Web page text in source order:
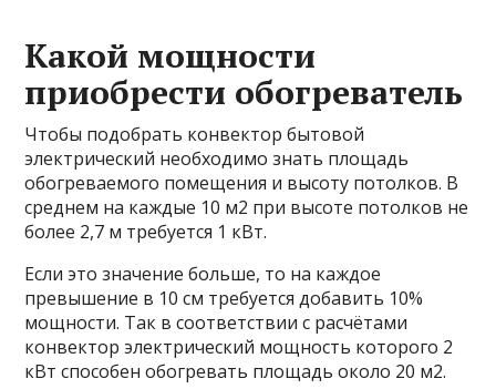
Какой мощности
приобрести обогреватель
Чтобы подобрать конвектор бытовой
электрический необходимо знать площадь
обогреваемого помещения и высоту потолков. В
среднем на каждые 10 м2 при высоте потолков не
более 2,7 м требуется 1 кВт.
Если это значение больше, то на каждое
превышение в 10 см требуется добавить 10%
мощности. Так в соответствии с расчётами
конвектор электрический мощность которого 2
кВт способен обогревать площадь около 20 м2.